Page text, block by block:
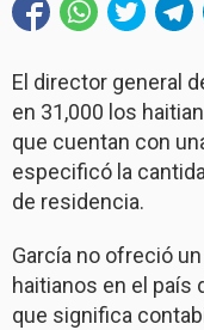
El director general
en 31,000 los
que cuentan con
especificó la
de residencia.
García no ofreció
haitianos en el país
que significa